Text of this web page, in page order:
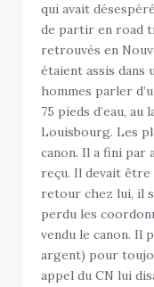
qui avait
de partir en road
retrouvés en
étaient assis dans
hommes parler
75 pieds d’eau,
Louisbourg. Les
canon. Il a fini par
reçu. Il devait
retour chez lui, il
perdu les
vendu le canon. Il
argent) pour
appel du CN lui